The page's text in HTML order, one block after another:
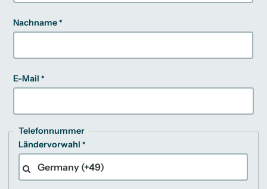
Nachname
E-Mail
Telefonnummer
Ländervorwahl